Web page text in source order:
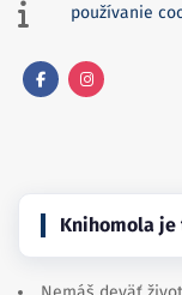
používanie
Knihomola